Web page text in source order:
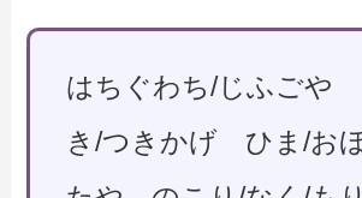
はちぐわち/じふごや
き/つきかげ ひま/お